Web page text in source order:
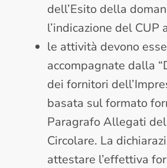
dell’Esito della
l’indicazione del CUP
le attività devono
accompagnate dalla
dei fornitori
basata sul formato
Paragrafo Allegati
Circolare. La
attestare l’effettiva